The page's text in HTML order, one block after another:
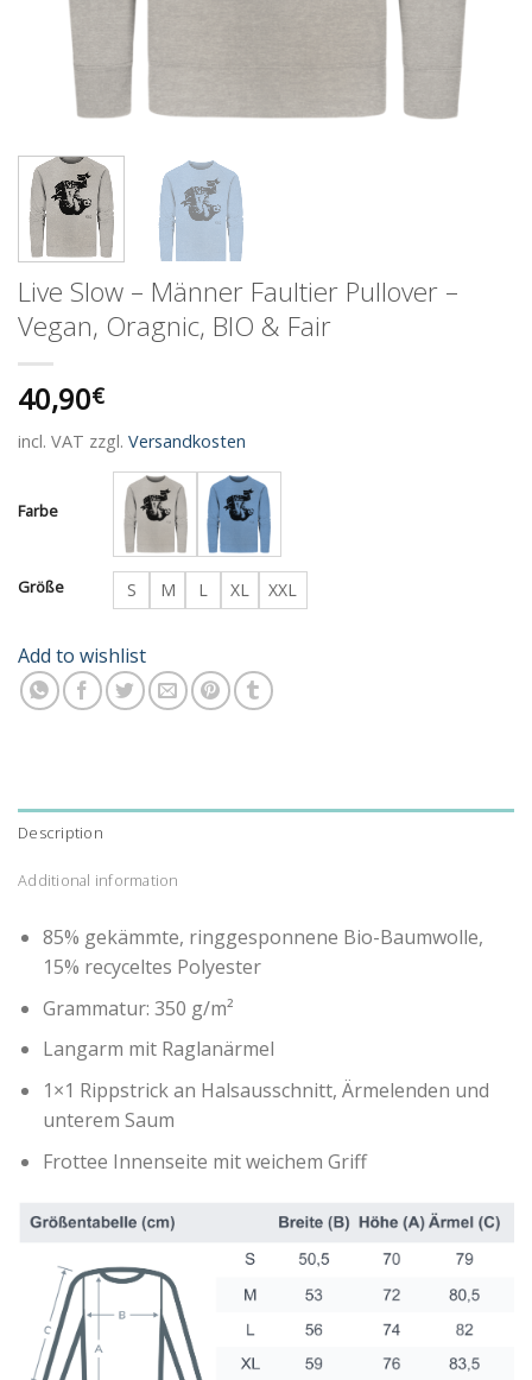
Live Slow – Männer Faultier Pullover –
Vegan, Oragnic, BIO & Fair
40,90€
incl. VAT zzgl. Versandkosten
Farbe
Größe S M L XL XXL
Add to wishlist
Description
Additional information
85% gekämmte, ringgesponnene Bio-Baumwolle,
15% recyceltes Polyester
Grammatur: 350 g/m²
Langarm mit Raglanärmel
1×1 Rippstrick an Halsausschnitt, Ärmelenden und
unterem Saum
Frottee Innenseite mit weichem Griff